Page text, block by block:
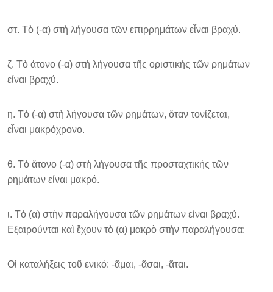
στ. Τὸ (-α) στὴ λήγουσα τῶν επιρρημάτων εἶναι βραχύ.
ζ. Τὸ άτονο (-α) στὴ λήγουσα τῆς οριστικής τῶν ρημάτων
είναι βραχύ.
η. Τὸ (-α) στὴ λήγουσα τῶν ρημάτων, ὅταν τονίζεται,
εἶναι μακρόχρονο.
θ. Τὸ ἄτονο (-α) στὴ λήγουσα τῆς προσταχτικής τῶν
ρημάτων είναι μακρό.
ι. Τὸ (α) στὴν παραλήγουσα τῶν ρημάτων είναι βραχύ.
Εξαιρούνται καὶ ἔχουν τὸ (α) μακρὸ στὴν παραλήγουσα:
Οἱ καταλήξεις τοῦ ενικό: -ᾶμαι, -ᾶσαι, -ᾶται.